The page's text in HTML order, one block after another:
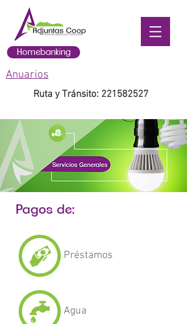
Homebanking
Anuarios
Ruta y Tránsito: 221582527
Pagos de:
Préstamos
Agua